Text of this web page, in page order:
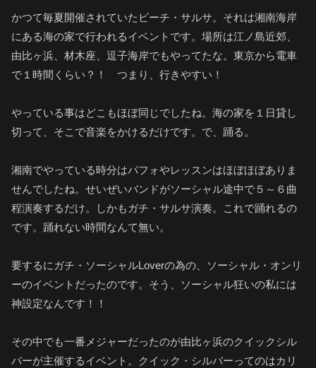
かつて毎夏開催されていたビーチ・サルサ。それは湘南海岸
にある海の家で行われるイベントです。場所は江ノ島近郊、
由比ヶ浜、材木座、逗子海岸でもやってたな。東京から電車
で１時間くらい？！ つまり、行きやすい！
やっている事はどこもほぼ同じでしたね。海の家を１日貸し
切って、そこで音楽をかけるだけです。で、踊る。
湘南でやっている時分はパフォやレッスンはほぼほぼありま
せんでしたね。せいぜいバンドがソーシャル途中で５～６曲
程演奏するだけ。しかもガチ・サルサ演奏。これで踊れるの
です。踊れない時間なんて無い。
要するにガチ・ソーシャルLoverの為の、ソーシャル・オンリ
ーのイベントだったのです。そう、ソーシャル狂いの私には
神設定なんです！！
その中でも一番メジャーだったのが由比ヶ浜のクイックシル
バーが主催するイベント。クイック・シルバーってのはカリ